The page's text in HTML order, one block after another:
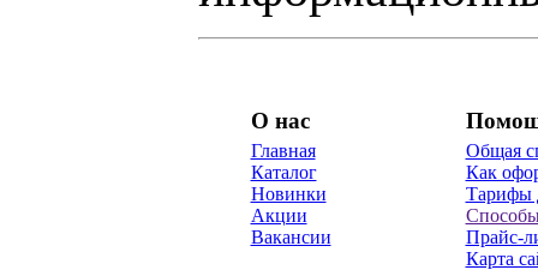
О нас
Главная
Каталог
Новинки
Акции
Вакансии
Общая
Как
Тарифы
Прайс-
Карта